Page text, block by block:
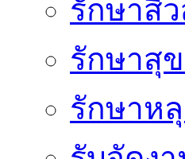
รักษาสิ
รักษาสุ
รักษาห